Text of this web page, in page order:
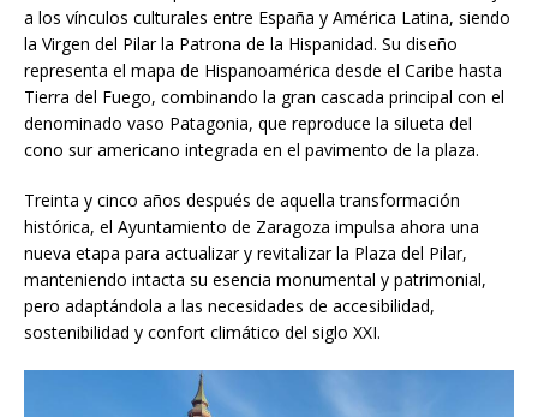
a los vínculos culturales entre España y América Latina, siendo
la Virgen del Pilar la Patrona de la Hispanidad. Su diseño
representa el mapa de Hispanoamérica desde el Caribe hasta
Tierra del Fuego, combinando la gran cascada principal con el
denominado vaso Patagonia, que reproduce la silueta del
cono sur americano integrada en el pavimento de la plaza.
Treinta y cinco años después de aquella transformación
histórica, el Ayuntamiento de Zaragoza impulsa ahora una
nueva etapa para actualizar y revitalizar la Plaza del Pilar,
manteniendo intacta su esencia monumental y patrimonial,
pero adaptándola a las necesidades de accesibilidad,
sostenibilidad y confort climático del siglo XXI.